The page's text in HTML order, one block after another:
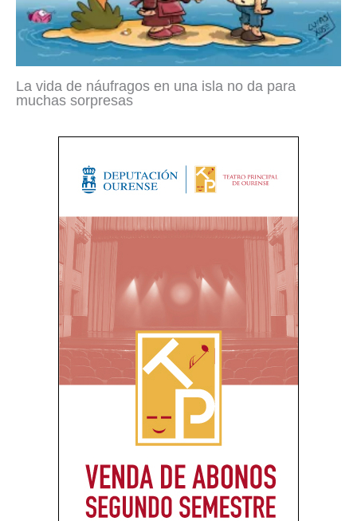
La vida de náufragos en una isla no da para
muchas sorpresas